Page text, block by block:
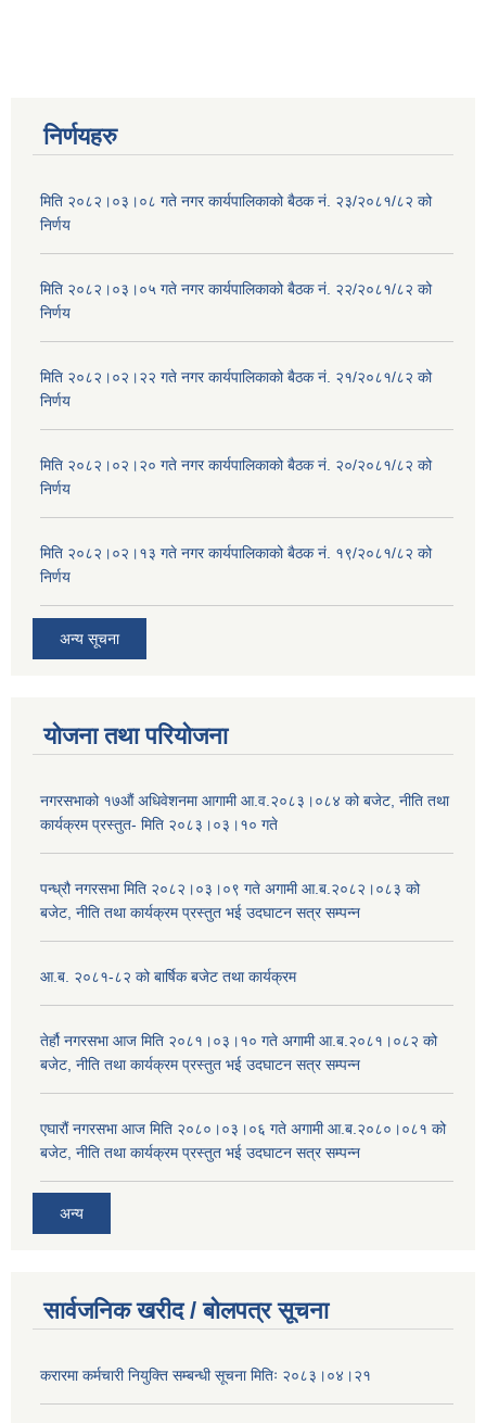
निर्णयहरु
मिति २०८२।०३।०८ गते नगर कार्यपालिकाको बैठक नं. २३/२०८१/८२ को
निर्णय
मिति २०८२।०३।०५ गते नगर कार्यपालिकाको बैठक नं. २२/२०८१/८२ को
निर्णय
मिति २०८२।०२।२२ गते नगर कार्यपालिकाको बैठक नं. २१/२०८१/८२ को
निर्णय
मिति २०८२।०२।२० गते नगर कार्यपालिकाको बैठक नं. २०/२०८१/८२ को
निर्णय
मिति २०८२।०२।१३ गते नगर कार्यपालिकाको बैठक नं. १९/२०८१/८२ को
निर्णय
अन्य सूचना
योजना तथा परियोजना
नगरसभाको १७औं अधिवेशनमा आगामी आ.व.२०८३।०८४ को बजेट, नीति तथा
कार्यक्रम प्रस्तुत- मिति २०८३।०३।१० गते
पन्ध्रौ नगरसभा मिति २०८२।०३।०९ गते अगामी आ.ब.२०८२।०८३ को
बजेट, नीति तथा कार्यक्रम प्रस्तुत भई उदघाटन सत्र सम्पन्न
आ.ब. २०८१-८२ को बार्षिक बजेट तथा कार्यक्रम
तेर्हौ नगरसभा आज मिति २०८१।०३।१० गते अगामी आ.ब.२०८१।०८२ को
बजेट, नीति तथा कार्यक्रम प्रस्तुत भई उदघाटन सत्र सम्पन्न
एघारौं नगरसभा आज मिति २०८०।०३।०६ गते अगामी आ.ब.२०८०।०८१ को
बजेट, नीति तथा कार्यक्रम प्रस्तुत भई उदघाटन सत्र सम्पन्न
अन्य
सार्वजनिक खरीद / बोलपत्र सूचना
करारमा कर्मचारी नियुक्ति सम्बन्धी सूचना मितिः २०८३।०४।२१